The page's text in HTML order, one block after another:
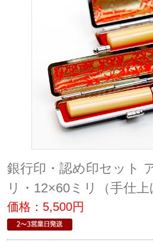
銀行印・認め印セット
リ・12×60ミリ（手仕上
価格：5,500円